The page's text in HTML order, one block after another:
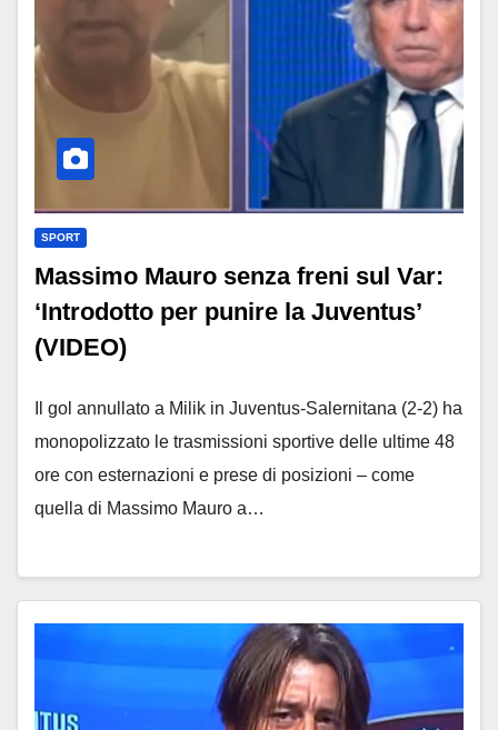
SPORT
Massimo Mauro senza freni sul Var:
‘Introdotto per punire la Juventus’
(VIDEO)
Il gol annullato a Milik in Juventus-Salernitana (2-2) ha
monopolizzato le trasmissioni sportive delle ultime 48
ore con esternazioni e prese di posizioni – come
quella di Massimo Mauro a…